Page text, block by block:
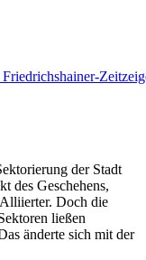
der Stadt
des Geschehens,
Doch die
ließen
änderte sich mit der